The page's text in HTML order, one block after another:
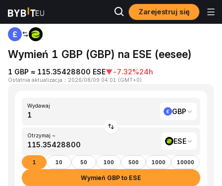
Zarejestruj się
Strona główna
Wymień 1 GBP (GBP) na ESE (eesee)
1 GBP ≈ 115.35428800 ESE▼-7.32%24h
Ostatnia aktualizacja ： 2026/08/09 04:01 (GMT+0)
Wydawaj
GBP
Otrzymaj ~
ESE
1 10 50 100 500 1000 10000
Wymień GBP to ESE